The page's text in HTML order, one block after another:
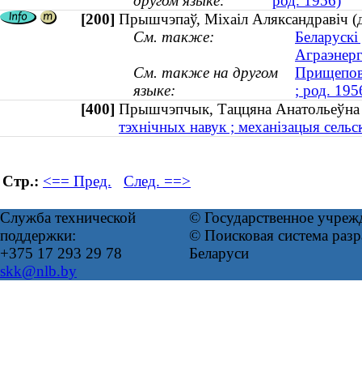
[200] Прышчэпаў, Міхаіл Аляксандравіч
См. также:
См. также на другом
языке:
; род.
[400] Прышчэпчык, Таццяна
тэхнічных навук ; механізацыя
Стр.: <== Пред. След. ==>
Служба технической
поддержки:
+375 17 293 29 78
skk@nlb.by
© Государственное
© Поисковая система
Беларуси